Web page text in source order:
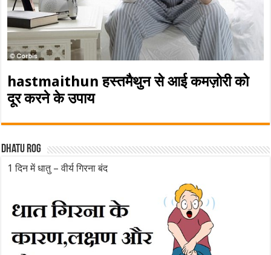
hastmaithun हस्तमैथुन से आई कमज़ोरी को
दूर करने के उपाय
Dhatu rog
1 दिन में धातु – वीर्य गिरना बंद